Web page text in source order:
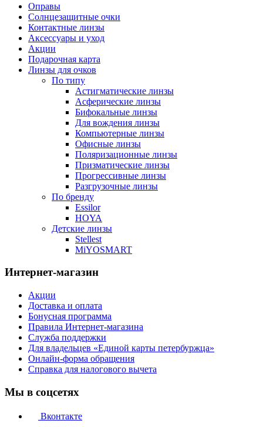
Оправы
Солнцезащитные очки
Контактные линзы
Аксессуары и уход
Акции
Подарочная карта
Линзы для очков
По типу
Астигматические линзы
Асферические линзы
Бифокальные линзы
Для вождения линзы
Компьютерные линзы
Офисные линзы
Поляризационные линзы
Призматические линзы
Прогрессивные линзы
Разгрузочные линзы
По бренду
Essilor
HOYA
Детские линзы
Stellest
MiYOSMART
Интернет-магазин
Акции
Доставка и оплата
Бонусная программа
Правила Интернет-магазина
Служба поддержки
Для владельцев «Единой карты петербуржца»
Онлайн-форма обращения
Справка для налогового вычета
Мы в соцсетях
Вконтакте